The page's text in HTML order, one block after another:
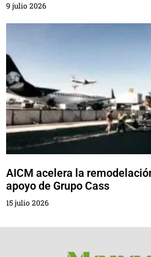
9 julio 2026
AICM acelera la
apoyo de Grupo Cass
15 julio 2026